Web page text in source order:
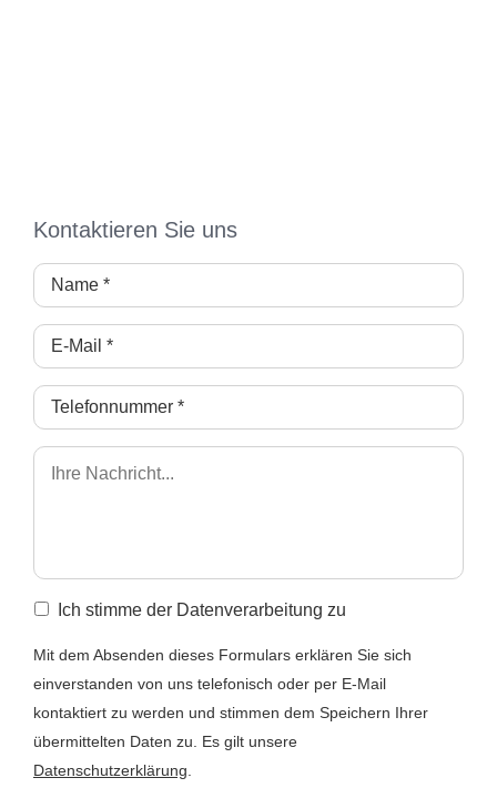
Kontaktieren Sie uns
Ich stimme der Datenverarbeitung zu
Mit dem Absenden dieses Formulars erklären Sie sich
einverstanden von uns telefonisch oder per E-Mail
kontaktiert zu werden und stimmen dem Speichern Ihrer
übermittelten Daten zu. Es gilt unsere
Datenschutzerklärung